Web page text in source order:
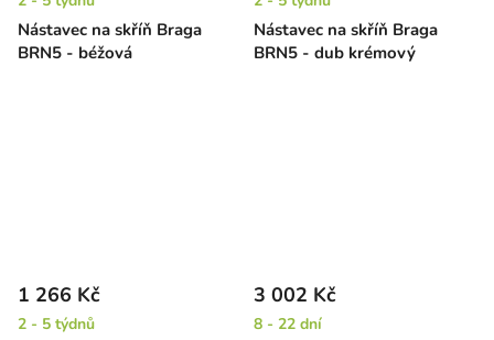
Nástavec na skříň Braga
BRN5 - béžová
Nástavec na skříň Braga
BRN5 - dub krémový
1 266 Kč
2 - 5 týdnů
3 002 Kč
8 - 22 dní